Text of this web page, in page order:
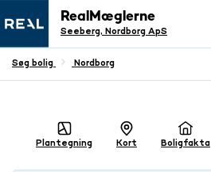
RealMæglerne
Seeberg, Nordborg ApS
Søg bolig Nordborg
Boligfakta
Plantegning Kort